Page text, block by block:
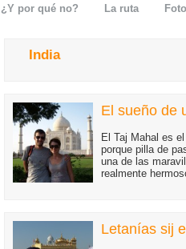
¿Y por qué no? La ruta
India
El sueño de
El Taj Mahal es
porque pilla de
una de las
realmente
Letanías sij